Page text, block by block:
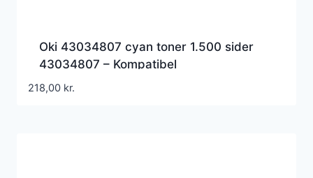
Oki 43034807 cyan toner 1.500 sider
43034807 – Kompatibel
218,00 kr.